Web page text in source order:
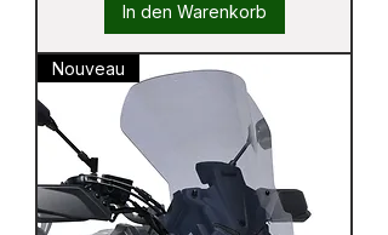
In den Warenkorb
Nouveau